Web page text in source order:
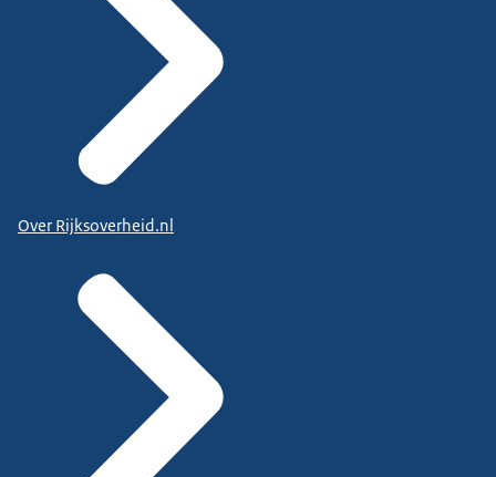
Over Rijksoverheid.nl